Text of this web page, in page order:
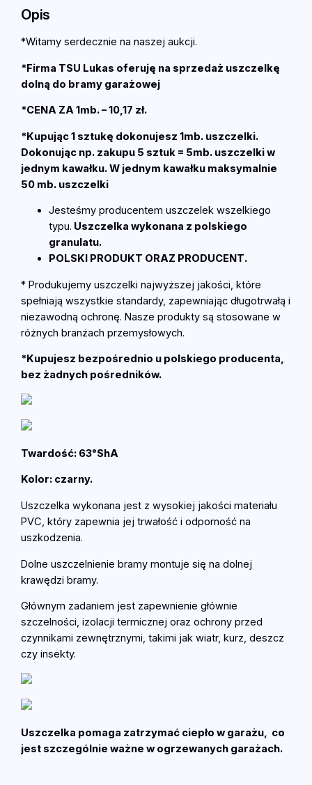
S
A
L
A
U
s
c
z
e
l
n
a
b
r
m
y
g
a
r
ż
o
e
j
–
w
i
e
w
y
1
m
b
Opis
*Witamy serdecznie na naszej aukcji.
*Firma TSU Lukas oferuję na sprzedaż uszczelkę
dolną do bramy garażowej
*CENA ZA 1mb. – 10,17 zł.
*Kupując 1 sztukę dokonujesz 1mb. uszczelki.
Dokonując np. zakupu 5 sztuk = 5mb. uszczelki w
jednym kawałku. W jednym kawałku maksymalnie
50 mb. uszczelki
Jesteśmy producentem uszczelek wszelkiego
typu. Uszczelka wykonana z polskiego
granulatu.
POLSKI PRODUKT ORAZ PRODUCENT.
* Produkujemy uszczelki najwyższej jakości, które
spełniają wszystkie standardy, zapewniając długotrwałą i
niezawodną ochronę. Nasze produkty są stosowane w
różnych branżach przemysłowych.
*Kupujesz bezpośrednio u polskiego producenta,
bez żadnych pośredników.
Twardość: 63°ShA
Kolor: czarny.
Uszczelka wykonana jest z wysokiej jakości materiału
PVC, który zapewnia jej trwałość i odporność na
uszkodzenia.
Dolne uszczelnienie bramy montuje się na dolnej
krawędzi bramy.
Głównym zadaniem jest zapewnienie głównie
szczelności, izolacji termicznej oraz ochrony przed
czynnikami zewnętrznymi, takimi jak wiatr, kurz, deszcz
czy insekty.
Uszczelka pomaga zatrzymać ciepło w garażu, co
jest szczególnie ważne w ogrzewanych garażach.